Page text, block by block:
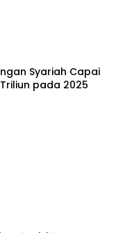
Syariah Capai
pada 2025